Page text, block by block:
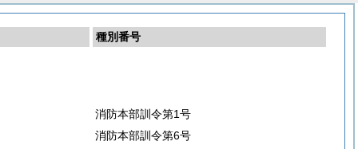
種別番号
消防本部訓令第1号
消防本部訓令第6号